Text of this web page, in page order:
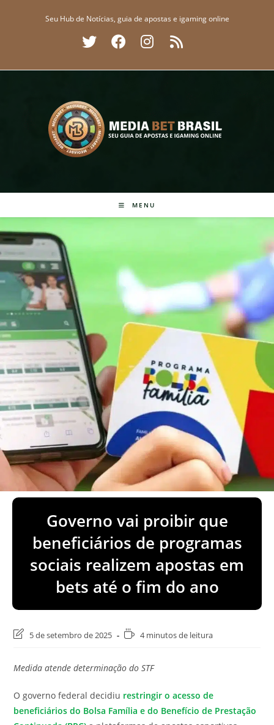
Seu Hub de Notícias, guia de apostas e igaming online
MENU
Governo vai proibir que
beneficiários de programas
sociais realizem apostas em
bets até o fim do ano
Última
post:
5 de setembro de 2025
Tempo4 minutos de leitura
Medida atende determinação do STF
O governo federal decidiu restringir o acesso de
beneficiários do Bolsa Família e do Benefício de Prestação